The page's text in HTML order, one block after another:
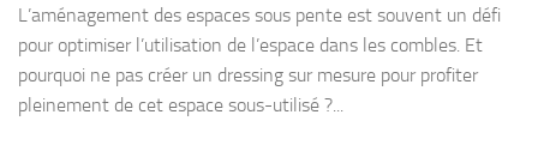
L’aménagement des espaces sous pente est souvent un défi
pour optimiser l’utilisation de l’espace dans les combles. Et
pourquoi ne pas créer un dressing sur mesure pour profiter
pleinement de cet espace sous-utilisé ?...